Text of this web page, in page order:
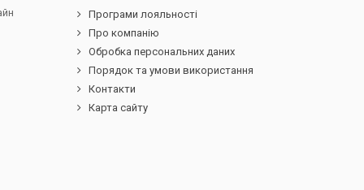
Програми лояльності
Про компанію
Обробка персональних даних
Порядок та умови використання
Контакти
Карта сайту